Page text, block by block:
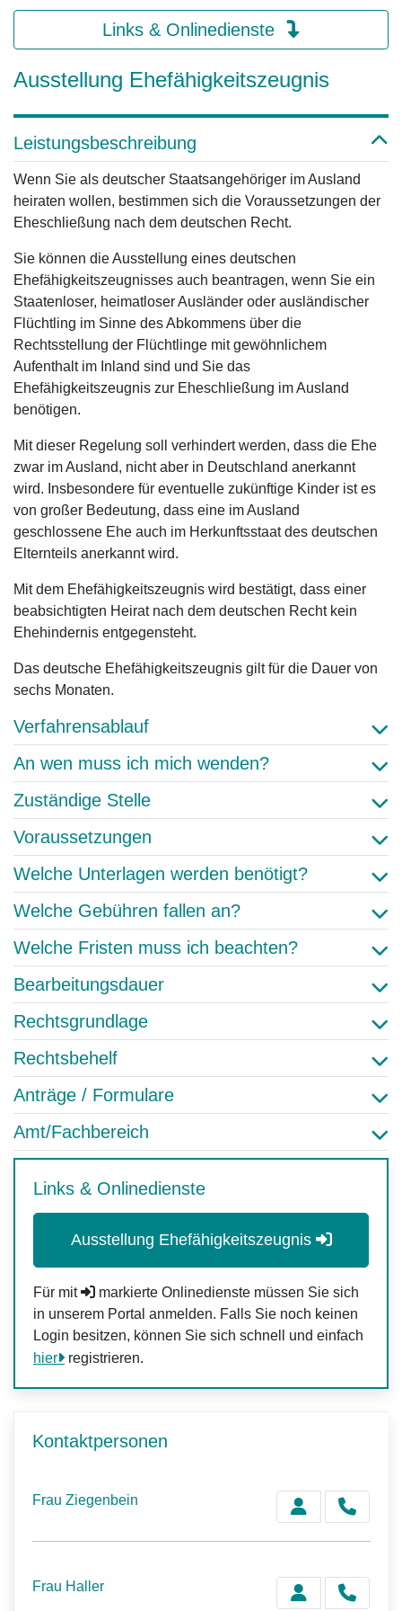
Links & Onlinedienste
Ausstellung Ehefähigkeitszeugnis
Leistungsbeschreibung
Wenn Sie als deutscher Staatsangehöriger im Ausland
heiraten wollen, bestimmen sich die Voraussetzungen der
Eheschließung nach dem deutschen Recht.
Sie können die Ausstellung eines deutschen
Ehefähigkeitszeugnisses auch beantragen, wenn Sie ein
Staatenloser, heimatloser Ausländer oder ausländischer
Flüchtling im Sinne des Abkommens über die
Rechtsstellung der Flüchtlinge mit gewöhnlichem
Aufenthalt im Inland sind und Sie das
Ehefähigkeitszeugnis zur Eheschließung im Ausland
benötigen.
Mit dieser Regelung soll verhindert werden, dass die Ehe
zwar im Ausland, nicht aber in Deutschland anerkannt
wird. Insbesondere für eventuelle zukünftige Kinder ist es
von großer Bedeutung, dass eine im Ausland
geschlossene Ehe auch im Herkunftsstaat des deutschen
Elternteils anerkannt wird.
Mit dem Ehefähigkeitszeugnis wird bestätigt, dass einer
beabsichtigten Heirat nach dem deutschen Recht kein
Ehehindernis entgegensteht.
Das deutsche Ehefähigkeitszeugnis gilt für die Dauer von
sechs Monaten.
Verfahrensablauf
An wen muss ich mich wenden?
Zuständige Stelle
Voraussetzungen
Welche Unterlagen werden benötigt?
Welche Gebühren fallen an?
Welche Fristen muss ich beachten?
Bearbeitungsdauer
Rechtsgrundlage
Rechtsbehelf
Anträge / Formulare
Amt/Fachbereich
Links & Onlinedienste
Ausstellung Ehefähigkeitszeugnis
Für mit
markierte Onlinedienste müssen Sie sich
in unserem Portal anmelden. Falls Sie noch keinen
Login besitzen, können Sie sich schnell und einfach
hier
registrieren.
Kontaktpersonen
Frau Ziegenbein
Frau Haller